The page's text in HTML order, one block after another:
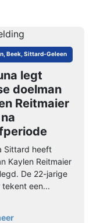
Beek, Sittard-Geleen
legt
doelman
Reitmaier
Sittard heeft
Kaylen Reitmaier
De 22-jarige
tekent een...